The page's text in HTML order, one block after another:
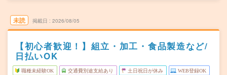
未読 掲載日 2026/08/05
【初心者歓迎！】組立・加工・食品製造など/
日払いOK
職種未経験OK 交通費別途支給あり 土日祝日が休み WEB登録OK